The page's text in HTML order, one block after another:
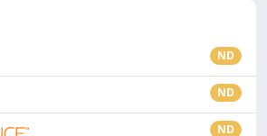
ND
ND
ND